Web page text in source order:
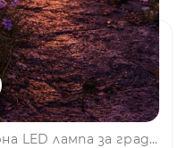
Solar Rainbow Glow – Соларна LED лампа за градина със сменящи се цветове